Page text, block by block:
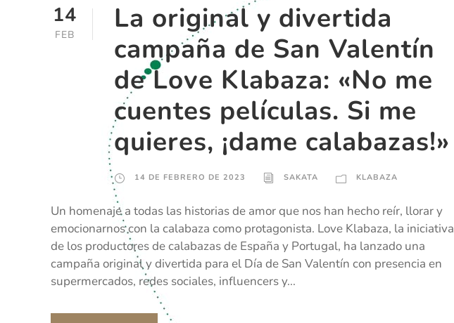
14
FEB
La original y divertida
campaña de San Valentín
de Love Klabaza: «No me
cuentes películas. Si me
quieres, ¡dame calabazas!»
14 DE FEBRERO DE 2023 SAKATA KLABAZA
Un homenaje a todas las historias de amor que nos han hecho reír, llorar y
emocionarnos con la calabaza como protagonista. Love Klabaza, la iniciativa
de los productores de calabazas de España y Portugal, ha lanzado una
campaña original y divertida para el Día de San Valentín con presencia en
supermercados, redes sociales, influencers y...